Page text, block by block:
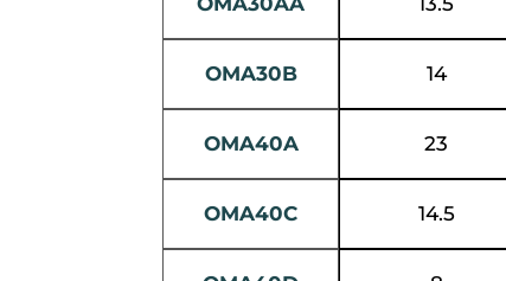
OMA30B 14
OMA40A 23
OMA40C 14.5